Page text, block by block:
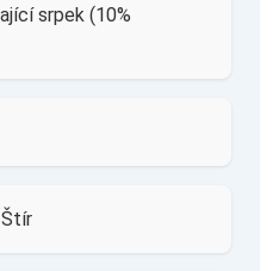
srpek (10%
Štír